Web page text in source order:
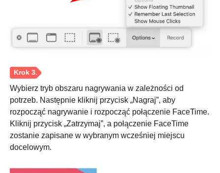
Krok 1.
Wybierz tryb obszaru nagrywania w zależności od
potrzeb. Następnie kliknij przycisk „Nagraj”, aby
rozpocząć nagrywanie i rozpocząć połączenie FaceTime.
Kliknij przycisk „Zatrzymaj”, a połączenie FaceTime
zostanie zapisane w wybranym wcześniej miejscu
docelowym.